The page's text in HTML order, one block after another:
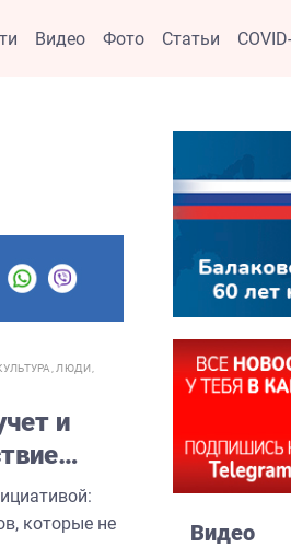
Видео Фото Статьи
ЛЮДИ
и
которые не
Видео